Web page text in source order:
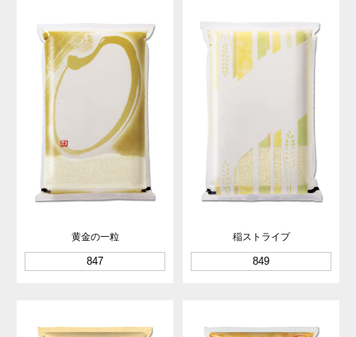
黄金の一粒
847
稲ストライプ
849